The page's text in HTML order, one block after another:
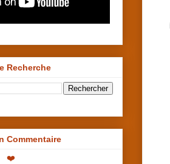
Recherche
Commentaire
❤️